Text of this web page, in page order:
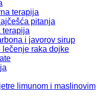
terapija
pitanja
terapija
i javorov sirup
lečenje raka dojke
limunom i maslinovim